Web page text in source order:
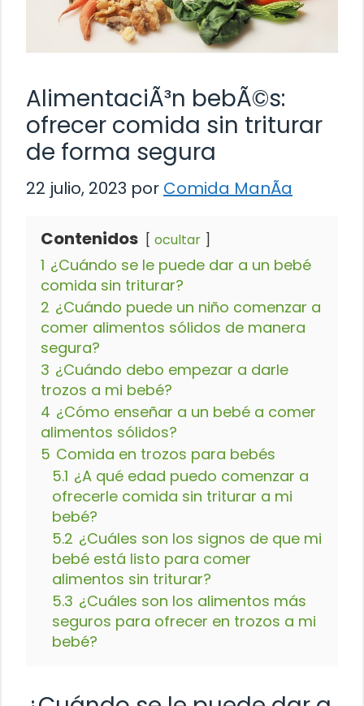
AlimentaciÃ³n bebÃ©s:
ofrecer comida sin triturar
de forma segura
22 julio, 2023 por Comida ManÃ­a
Contenidos ocultar
1 ¿Cuándo se le puede dar a un bebé
comida sin triturar?
2 ¿Cuándo puede un niño comenzar a
comer alimentos sólidos de manera
segura?
3 ¿Cuándo debo empezar a darle
trozos a mi bebé?
4 ¿Cómo enseñar a un bebé a comer
alimentos sólidos?
5 Comida en trozos para bebés
5.1 ¿A qué edad puedo comenzar a
ofrecerle comida sin triturar a mi
bebé?
5.2 ¿Cuáles son los signos de que mi
bebé está listo para comer
alimentos sin triturar?
5.3 ¿Cuáles son los alimentos más
seguros para ofrecer en trozos a mi
bebé?